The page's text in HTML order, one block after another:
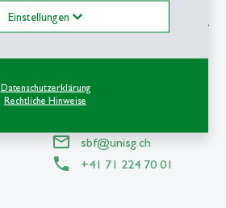
Einstellungen
Datenschutzerklärung
Rechtliche Hinweise
Schweizerisches Institut für
Universität St.Gallen
Unterer Graben 21
sbf@unisg.ch
+41 71 224 70 01